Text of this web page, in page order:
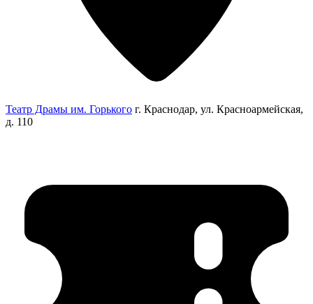
Театр Драмы им. Горького г. Краснодар, ул. Красноармейская,
д. 110